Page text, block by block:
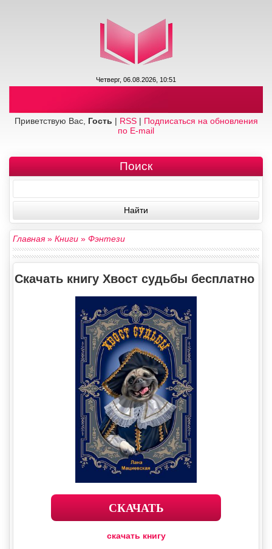
Четверг, 06.08.2026, 10:51
Приветствую Вас, Гость | RSS| Подписаться на обновления
по E-mail
Поиск
Главная» Книги » Фэнтези
Скачать книгу Хвост судьбы бесплатно
СКАЧАТЬ
скачать книгу